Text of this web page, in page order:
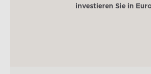
investieren Sie in